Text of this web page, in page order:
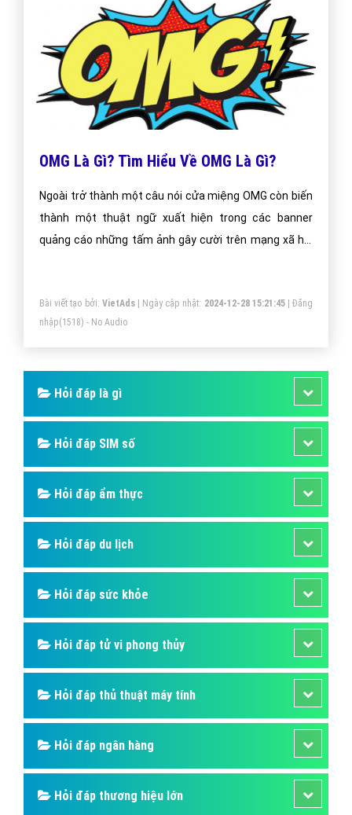
OMG Là Gì? Tìm Hiểu Về OMG Là Gì?
Ngoài trở thành một câu nói cửa miệng OMG còn biến
thành một thuật ngữ xuất hiện trong các banner
quảng cáo những tấm ảnh gây cười trên mạng xã hội
Bài viết tạo bởi: VietAds| Ngày cập nhật: 2024-12-28 15:21:45|Đăng
nhập(1518) - No Audio
Hỏi đáp là gì
Hỏi đáp SIM số
Hỏi đáp ẩm thực
Hỏi đáp du lịch
Hỏi đáp sức khỏe
Hỏi đáp tử vi phong thủy
Hỏi đáp thủ thuật máy tính
Hỏi đáp ngân hàng
Hỏi đáp thương hiệu lớn